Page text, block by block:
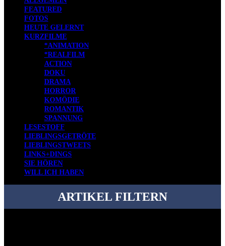
FEATURED
FOTOS
HEUTE GELERNT
KURZFILME
*ANIMATION
*REALFILM
ACTION
DOKU
DRAMA
HORROR
KOMÖDIE
ROMANTIK
SPANNUNG
LESESTOFF
LIEBLINGSGETRÖTE
LIEBLINGSTWEETS
LINKS+DINGS
SIE HÖREN
WILL ICH HABEN
ARTIKEL FILTERN